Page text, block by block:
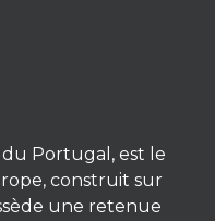
du Portugal, est le
construit sur
une retenue